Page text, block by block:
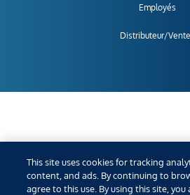
Employés
Distributeur/
This site uses cookies for tracking
content, and ads. By continuing to
agree to this use. By using this site,